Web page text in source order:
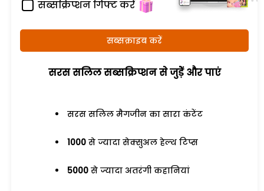
सब्सक्रिप्शन गिफ्ट करें
सब्सक्राइब करें
सरस सलिल सब्सक्रिप्शन से जुड़ेें और पाएं
सरस सलिल मैगजीन का सारा कंटेंट
1000 से ज्यादा सेक्सुअल हेल्थ टिप्स
5000 से ज्यादा अतरंगी कहानियां